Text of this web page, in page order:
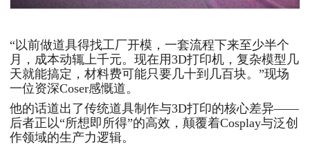
“以前做道具得找工厂开模，一套流程下来至少半个
月，成本动辄上千元。现在用3D打印机，复杂模型几
天就能搞定，材料费可能只要几十到几百块。”现场
一位资深Coser感慨道。
他的话道出了传统道具制作与3D打印的核心差异——
后者正以“所想即所得”的高效，颠覆着Cosplay与泛创
作领域的生产力逻辑。